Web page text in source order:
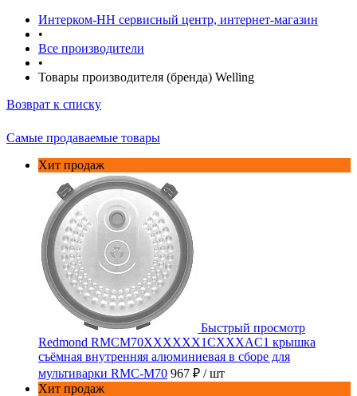
Интерком-НН сервисный центр, интернет-магазин
•
Все производители
•
Товары производителя (бренда) Welling
Возврат к списку
Самые продаваемые товары
Хит продаж
Быстрый просмотр
Redmond RMCM70XXXXXX1CXXXAC1 крышка
съёмная внутренняя алюминиевая в сборе для
мультиварки RMC-M70 967 ₽ / шт
Хит продаж